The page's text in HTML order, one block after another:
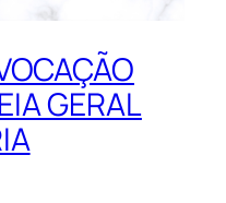
GERAL